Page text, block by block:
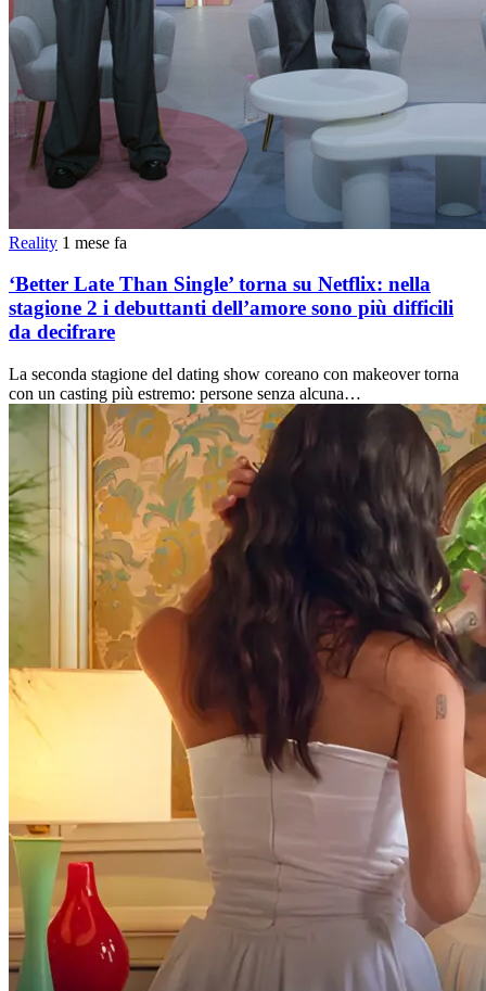
Reality 1 mese fa
‘Better Late Than Single’ torna su Netflix: nella
stagione 2 i debuttanti dell’amore sono più difficili
da decifrare
La seconda stagione del dating show coreano con makeover torna
con un casting più estremo: persone senza alcuna…